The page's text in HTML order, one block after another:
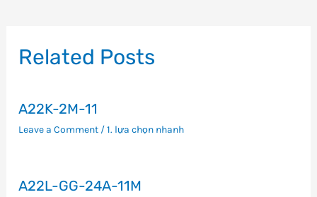
viết
Related Posts
A22K-2M-11
Leave a Comment /1. lựa chọn nhanh
A22L-GG-24A-11M